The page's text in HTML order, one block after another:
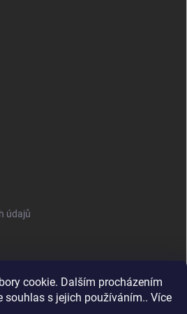
cookie. Dalším procházením
souhlas s jejich používáním.. Více
údajů